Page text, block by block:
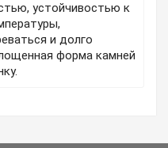
устойчивостью к
и долго
форма камней